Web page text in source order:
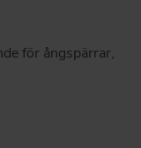
för ångspärrar,